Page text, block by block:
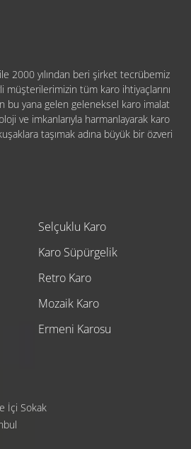
2000 yılından beri şirket tecrübemiz
tüm karo ihtiyaçlarını
bu yana gelen geleneksel karo imalat
ve imkanlarıyla harmanlayarak karo
taşımak adına büyük bir özveri
Selçuklu Karo
Karo Süpürgelik
Retro Karo
Mozaik Karo
Ermeni Karosu
İçi Sokak